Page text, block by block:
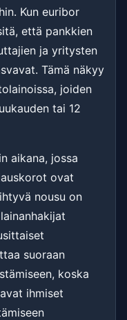
Kun euribor
että pankkien
ja yritysten
Tämä näkyy
joiden
tai 12
aikana, jossa
ovat
nousu on
suoraan
koska
ihmiset